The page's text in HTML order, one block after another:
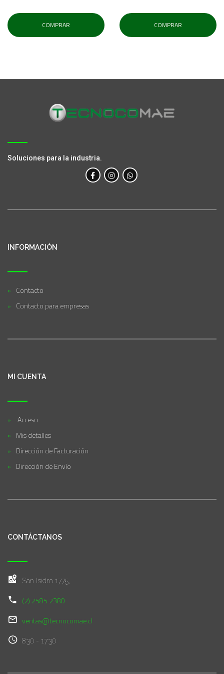
COMPRAR COMPRAR
Soluciones para la industria.
INFORMACIÓN
Contacto
Contacto para empresas
MI CUENTA
Acceso
Mis detalles
Dirección de Facturación
Dirección de Envío
CONTÁCTANOS
San Isidro 1775,
(2) 2585 2380
ventas@tecnocomae.cl
8:30 - 17:30